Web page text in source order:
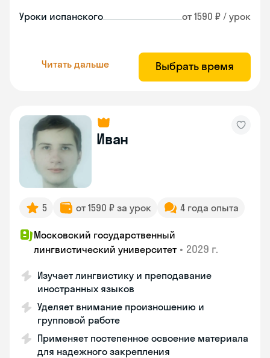
Уроки испанского от 1590 ₽ / урок
Читать дальше Выбрать время
Иван
5 от 1590 ₽ за урок 4 года опыта
Московский государственный
лингвистический университет • 2029 г.
Изучает лингвистику и преподавание
иностранных языков
Уделяет внимание произношению и
групповой работе
Применяет постепенное освоение материала
для надежного закрепления